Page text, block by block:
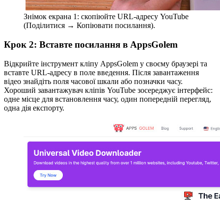
Знімок екрана 1: скопіюйте URL-адресу YouTube
(Поділитися → Копіювати посилання).
Крок 2: Вставте посилання в AppsGolem
Відкрийте інструмент кліпу AppsGolem у своєму браузері та
вставте URL-адресу в поле введення. Після завантаження
відео знайдіть поля часової шкали або позначки часу.
Хороший завантажувач кліпів YouTube зосереджує інтерфейс:
одне місце для встановлення часу, один попередній перегляд,
одна дія експорту.